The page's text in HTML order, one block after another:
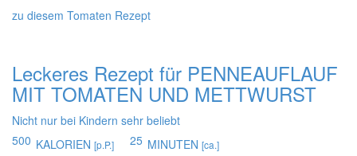
zu diesem Tomaten Rezept
Leckeres Rezept für PENNEAUFLAUF
MIT TOMATEN UND METTWURST
Nicht nur bei Kindern sehr beliebt
500 KALORIEN [p.P.] 25 MINUTEN [ca.]